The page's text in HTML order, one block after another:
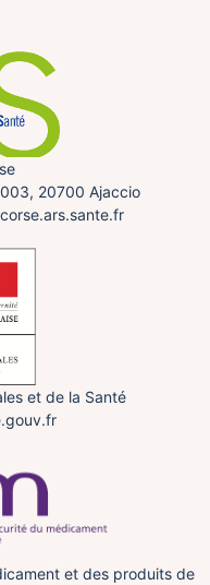
20700 Ajaccio
et de la Santé
et des produits de